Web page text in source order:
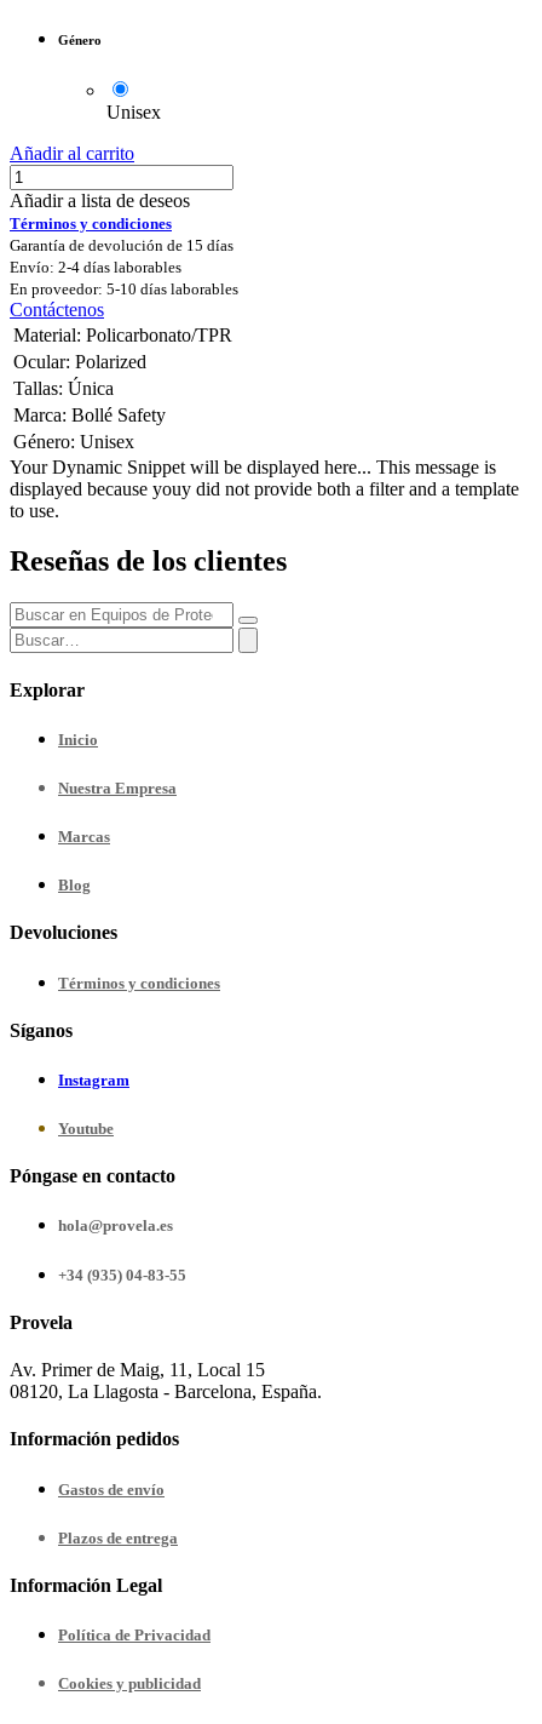
Género
Unisex
Añadir al carrito
Añadir a lista de deseos
Términos y condiciones
Garantía de devolución de 15 días
Envío: 2-4 días laborables
En proveedor: 5-10 días laborables
Contáctenos
Material: Policarbonato/TPR
Ocular: Polarized
Tallas: Única
Marca: Bollé Safety
Género: Unisex
Your Dynamic Snippet will be displayed here... This message is
displayed because youy did not provide both a filter and a template
to use.
Reseñas de los clientes
Explorar
Inicio
Nuestra Empresa
Marcas
Blog
Devoluciones
Términos y condiciones
Síganos
Instagram
Youtube
Póngase en contacto
hola@provela.es
+34 (935) 04-83-55
Provela
Av. Primer de Maig, 11, Local 15
08120, La Llagosta - Barcelona, España.
Información pedidos
Gastos de envío
Plazos de entrega
Información Legal
Política de Privacidad
Cookies y publicidad